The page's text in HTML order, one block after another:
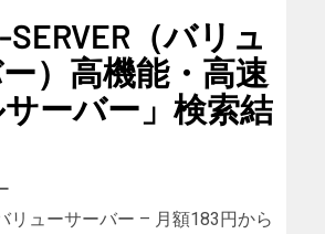
SERVER（バリュ
）高機能・高速
ーバー」検索結
リューサーバー – 月額183円から